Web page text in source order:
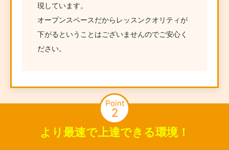
現しています。
オープンスペースだからレッスンクオリティが
下がるということはございませんのでご安心く
ださい。
Point
2
より最速で上達できる環境！